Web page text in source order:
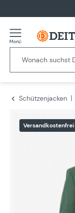
Schützenjacken
Versandkostenfrei